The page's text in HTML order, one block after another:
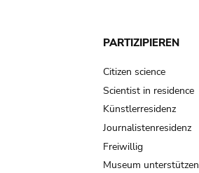
PARTIZIPIEREN
Citizen science
Scientist in residence
Künstlerresidenz
Journalistenresidenz
Freiwillig
Museum unterstützen